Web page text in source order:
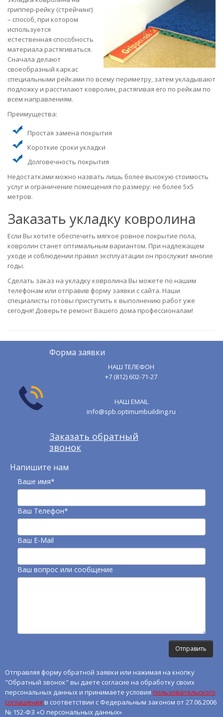
гриппер-рейку (стрейчинг)
– способ, при котором
используется
естественная способность
материала растягиваться.
Сначала делают
своеобразный каркас
специальными рейками по всему периметру, затем укладывают
подложку и расстилают ковролин, растягивая его по рейкам по
всем направлениям.
Преимущества:
Простая замена покрытия
Короткие сроки укладки
Долговечность покрытия
Недостатками можно назвать лишь более высокую стоимость
услуг и ограничение помещения по размеру: не более 5x5
метров.
Заказать укладку ковролина
Если Вы хотите обеспечить мягкое ровное покрытие пола,
ковролин станет оптимальным вариантом. При надлежащем
уходе и соблюдении правил эксплуатации он прослужит многие
годы.
Сделать заказ на укладку ковролина Вы можете по нашим
телефонам или отправив форму заявки с сайта. Наши
специалисты готовы приступить к выполнению работ уже
сегодня! Доверьте ремонт Вашего дома профессионалам!
Форма заявки
НАШ ТЕЛЕФОН
+7 (812) 602-71-27
НАШ EMAIL
info@spb.optimumbuilding.ru
Заказать обратный
звонок
Напишите нам
Ваше имя*
Ваш Телефон*
Ваш E-Mail
Ваш вопрос или сообщение
Отправляя форму обратной заявки или нажимая на кнопку
"Обратный звонок" вы даете согласие на обработку своих
персональных данных и принимаете условия пользовательского
соглашения в соответствии с Федеральным законом от 27.06.2006
№ 152-ФЗ «О персональных данных»